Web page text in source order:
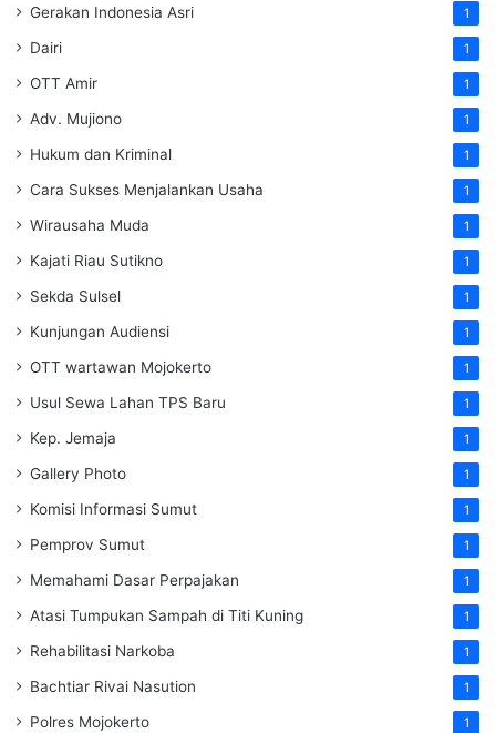
Gerakan Indonesia Asri 1
Dairi 1
OTT Amir 1
Adv. Mujiono 1
Hukum dan Kriminal 1
Cara Sukses Menjalankan Usaha 1
Wirausaha Muda 1
Kajati Riau Sutikno 1
Sekda Sulsel 1
Kunjungan Audiensi 1
OTT wartawan Mojokerto 1
Usul Sewa Lahan TPS Baru 1
Kep. Jemaja 1
Gallery Photo 1
Komisi Informasi Sumut 1
Pemprov Sumut 1
Memahami Dasar Perpajakan 1
Atasi Tumpukan Sampah di Titi Kuning 1
Rehabilitasi Narkoba 1
Bachtiar Rivai Nasution 1
Polres Mojokerto 1